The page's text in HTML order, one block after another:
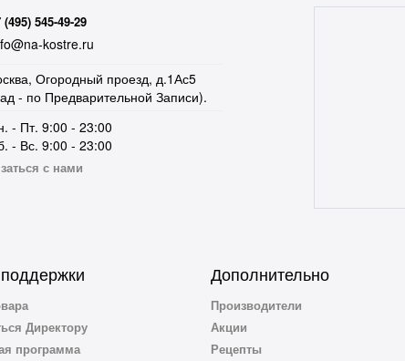
(495) 545-49-29
kostre.ru
Огородный проезд, д.1Ас5
- по Предварительной Записи).
- Пт. 9:00 - 23:00
- Вс. 9:00 - 23:00
с нами
Директору
программа
Дополнительно
Производители
Акции
Рецепты